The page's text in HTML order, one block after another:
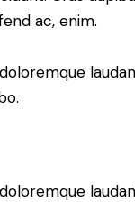
ac, enim.